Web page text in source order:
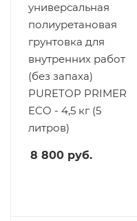
универсальная
полиуретановая
грунтовка для
внутренних работ
(без запаха)
PURETOP PRIMER
ECO - 4,5 кг (5
литров)
8 800 руб.